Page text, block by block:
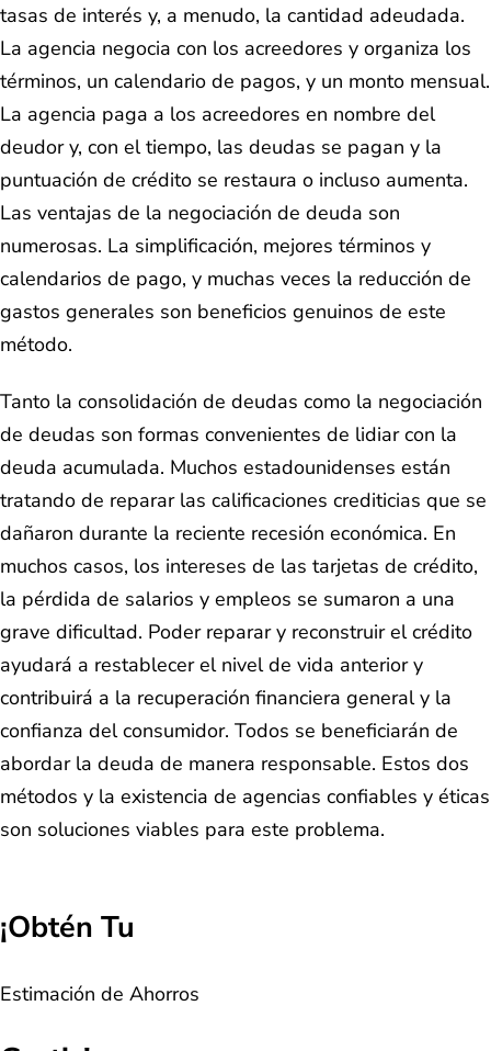
tasas de interés y, a menudo, la cantidad adeudada.
La agencia negocia con los acreedores y organiza los
términos, un calendario de pagos, y un monto mensual.
La agencia paga a los acreedores en nombre del
deudor y, con el tiempo, las deudas se pagan y la
puntuación de crédito se restaura o incluso aumenta.
Las ventajas de la negociación de deuda son
numerosas. La simplificación, mejores términos y
calendarios de pago, y muchas veces la reducción de
gastos generales son beneficios genuinos de este
método.
Tanto la consolidación de deudas como la negociación
de deudas son formas convenientes de lidiar con la
deuda acumulada. Muchos estadounidenses están
tratando de reparar las calificaciones crediticias que se
dañaron durante la reciente recesión económica. En
muchos casos, los intereses de las tarjetas de crédito,
la pérdida de salarios y empleos se sumaron a una
grave dificultad. Poder reparar y reconstruir el crédito
ayudará a restablecer el nivel de vida anterior y
contribuirá a la recuperación financiera general y la
confianza del consumidor. Todos se beneficiarán de
abordar la deuda de manera responsable. Estos dos
métodos y la existencia de agencias confiables y éticas
son soluciones viables para este problema.
¡Obtén Tu
Estimación de Ahorros